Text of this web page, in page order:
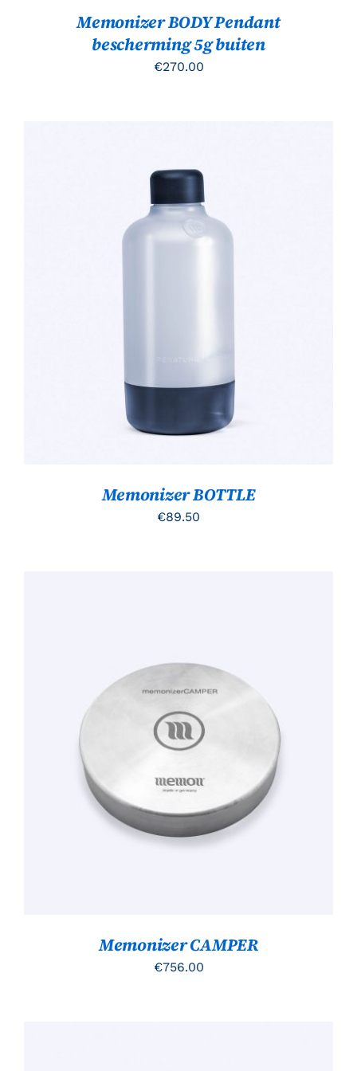
Memonizer BODY Pendant
bescherming 5g buiten
€270.00
Memonizer BOTTLE
€89.50
TOEVOEGEN AAN WINKELWAGEN
DETAILS
Memonizer CAMPER
€756.00